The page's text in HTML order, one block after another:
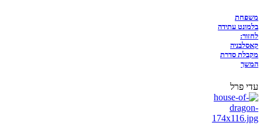
משפחת
בלמונט עתידה
לחזור:
קאסלבניה
מקבלת סדרת
המשך
עדי פרל